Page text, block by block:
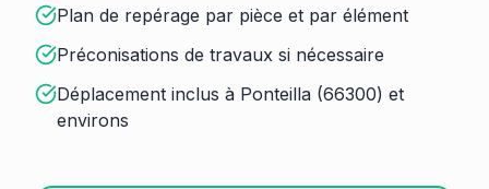
Plan de repérage par pièce et par élément
Préconisations de travaux si nécessaire
Déplacement inclus à Ponteilla (66300) et
environs